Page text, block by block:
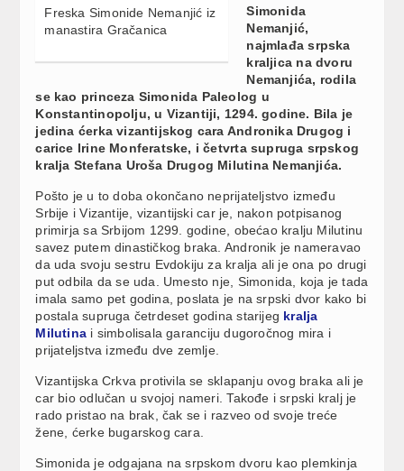
Freska Simonide Nemanjić iz
manastira Gračanica
Simonida
Nemanjić,
najmlađa srpska
kraljica na dvoru
Nemanjića, rodila
se kao princeza Simonida Paleolog u
Konstantinopolju, u Vizantiji, 1294. godine. Bila je
jedina ćerka vizantijskog cara Andronika Drugog i
carice Irine Monferatske, i četvrta supruga srpskog
kralja Stefana Uroša Drugog Milutina Nemanjića.
Pošto je u to doba okončano neprijateljstvo između
Srbije i Vizantije, vizantijski car je, nakon potpisanog
primirja sa Srbijom 1299. godine, obećao kralju Milutinu
savez putem dinastičkog braka. Andronik je nameravao
da uda svoju sestru Evdokiju za kralja ali je ona po drugi
put odbila da se uda. Umesto nje, Simonida, koja je tada
imala samo pet godina, poslata je na srpski dvor kako bi
postala supruga četrdeset godina starijeg kralja
Milutina i simbolisala garanciju dugoročnog mira i
prijateljstva između dve zemlje.
Vizantijska Crkva protivila se sklapanju ovog braka ali je
car bio odlučan u svojoj nameri. Takođe i srpski kralj je
rado pristao na brak, čak se i razveo od svoje treće
žene, ćerke bugarskog cara.
Simonida je odgajana na srpskom dvoru kao plemkinja